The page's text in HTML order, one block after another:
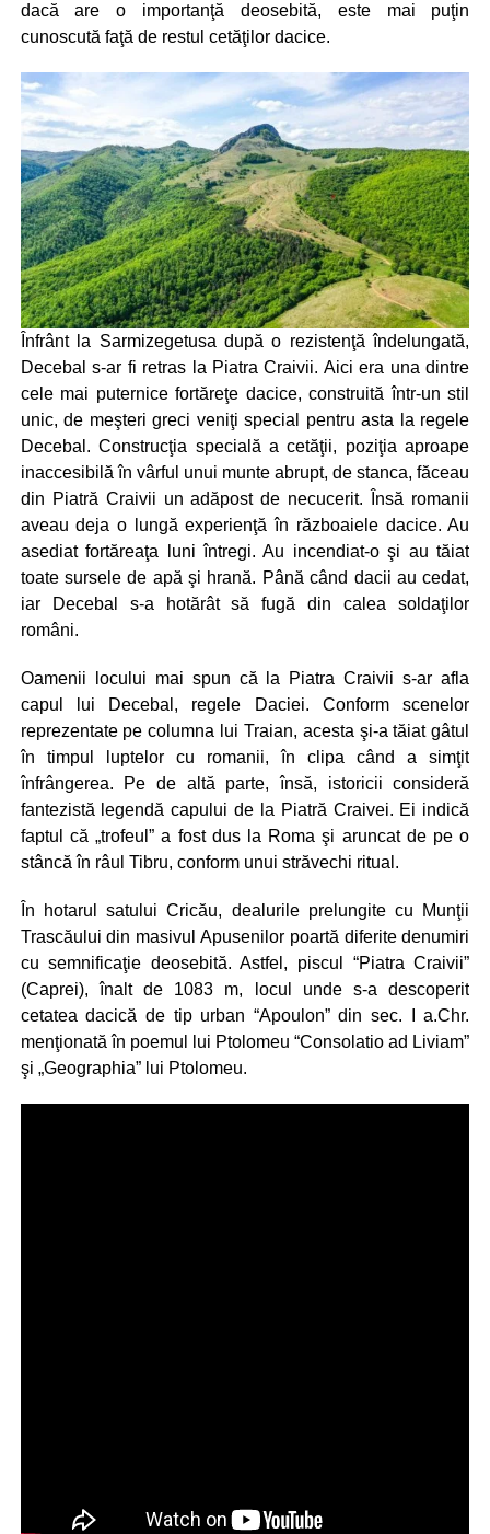
dacă are o importanţă deosebită, este mai puţin
cunoscută faţă de restul cetăţilor dacice.
Înfrânt la Sarmizegetusa după o rezistenţă îndelungată,
Decebal s-ar fi retras la Piatra Craivii. Aici era una dintre
cele mai puternice fortăreţe dacice, construită într-un stil
unic, de meşteri greci veniţi special pentru asta la regele
Decebal. Construcţia specială a cetăţii, poziţia aproape
inaccesibilă în vârful unui munte abrupt, de stanca, făceau
din Piatră Craivii un adăpost de necucerit. Însă romanii
aveau deja o lungă experienţă în războaiele dacice. Au
asediat fortăreaţa luni întregi. Au incendiat-o şi au tăiat
toate sursele de apă şi hrană. Până când dacii au cedat,
iar Decebal s-a hotărât să fugă din calea soldaţilor
români.
Oamenii locului mai spun că la Piatra Craivii s-ar afla
capul lui Decebal, regele Daciei. Conform scenelor
reprezentate pe columna lui Traian, acesta şi-a tăiat gâtul
în timpul luptelor cu romanii, în clipa când a simţit
înfrângerea. Pe de altă parte, însă, istoricii consideră
fantezistă legendă capului de la Piatră Craivei. Ei indică
faptul că „trofeul” a fost dus la Roma şi aruncat de pe o
stâncă în râul Tibru, conform unui străvechi ritual.
În hotarul satului Cricău, dealurile prelungite cu Munţii
Trascăului din masivul Apusenilor poartă diferite denumiri
cu semnificaţie deosebită. Astfel, piscul “Piatra Craivii”
(Caprei), înalt de 1083 m, locul unde s-a descoperit
cetatea dacică de tip urban “Apoulon” din sec. I a.Chr.
menţionată în poemul lui Ptolomeu “Consolatio ad Liviam”
şi „Geographia” lui Ptolomeu.